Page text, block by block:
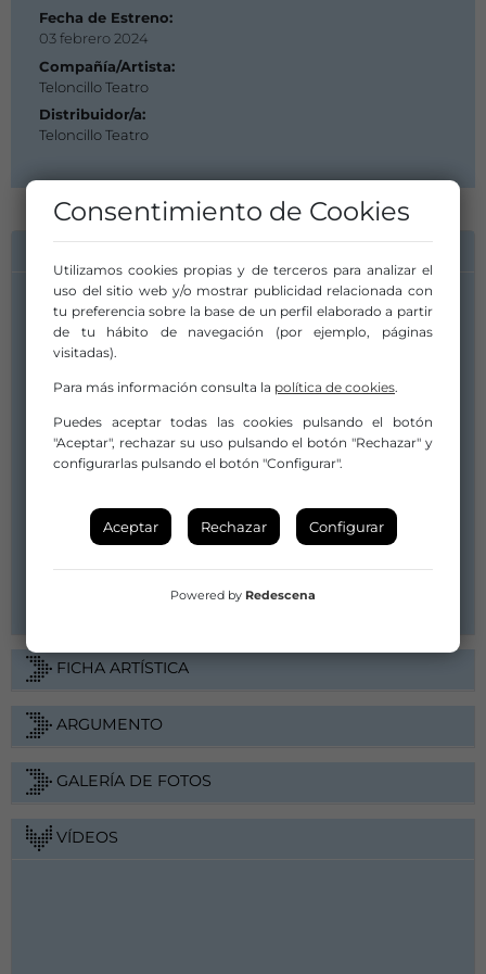
Fecha de Estreno:
03 febrero 2024
Compañía/Artista:
Teloncillo Teatro
Distribuidor/a:
Teloncillo Teatro
Compañía/Artista:
Teloncillo Teatro
teloncillo@teloncillo.com
teloncillo.lola@gmail.com
637539064 /983379006 y 637539065
Distribuidor/a:
Teloncillo Teatro
teloncillo.lola@gmail.com
FICHA ARTÍSTICA
ARGUMENTO
GALERÍA DE FOTOS
VÍDEOS
Consentimiento de Cookies
Utilizamos cookies propias y de terceros para analizar el
uso del sitio web y/o mostrar publicidad relacionada con
tu preferencia sobre la base de un perfil elaborado a partir
de tu hábito de navegación (por ejemplo, páginas
visitadas).
Para más información consulta la política de cookies.
Puedes aceptar todas las cookies pulsando el botón
"Aceptar", rechazar su uso pulsando el botón "Rechazar" y
configurarlas pulsando el botón "Configurar".
Aceptar Rechazar Configurar
Powered by Redescena